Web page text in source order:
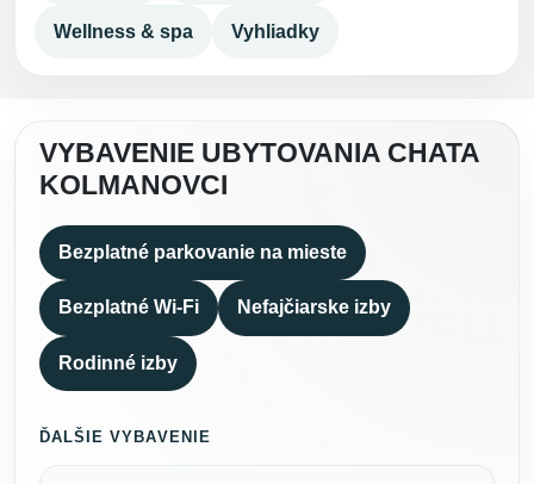
Wellness & spa Vyhliadky
VYBAVENIE UBYTOVANIA CHATA
KOLMANOVCI
Bezplatné parkovanie na mieste
Bezplatné Wi-Fi Nefajčiarske izby
Rodinné izby
ĎALŠIE VYBAVENIE